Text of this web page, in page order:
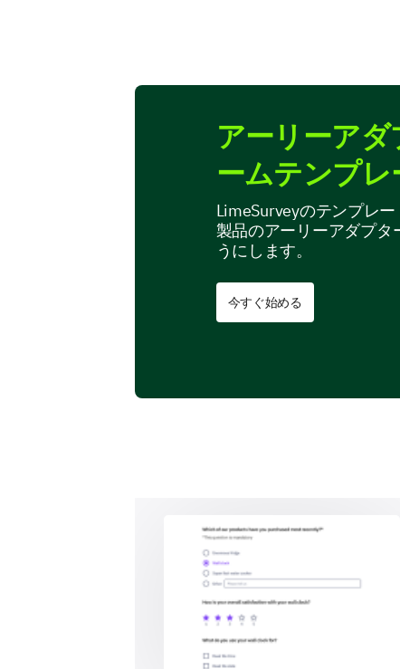
アーリーア
ームテンプ
LimeSurveyのテンプレ
製品のアーリーアダプタ
うにします。
今すぐ始める